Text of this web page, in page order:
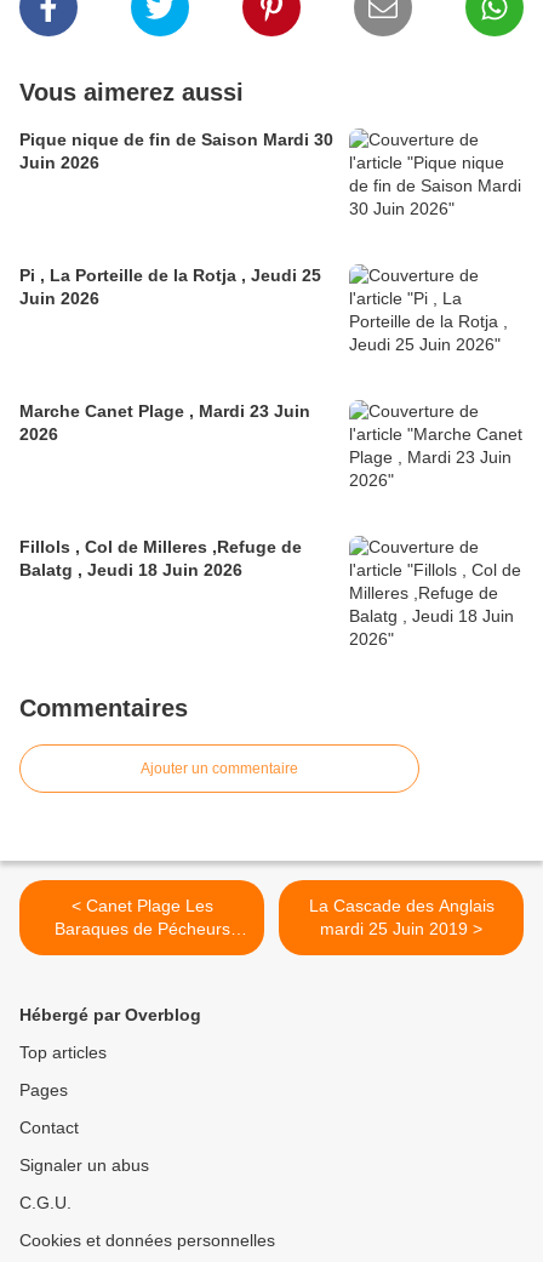
Vous aimerez aussi
Pique nique de fin de Saison Mardi 30
Juin 2026
Pi , La Porteille de la Rotja , Jeudi 25
Juin 2026
Marche Canet Plage , Mardi 23 Juin
2026
Fillols , Col de Milleres ,Refuge de
Balatg , Jeudi 18 Juin 2026
Commentaires
Ajouter un commentaire
< Canet Plage Les
Baraques de Pécheurs
Mardi 18 Juin 2019
La Cascade des Anglais
mardi 25 Juin 2019 >
Hébergé par Overblog
Top articles
Pages
Contact
Signaler un abus
C.G.U.
Cookies et données personnelles